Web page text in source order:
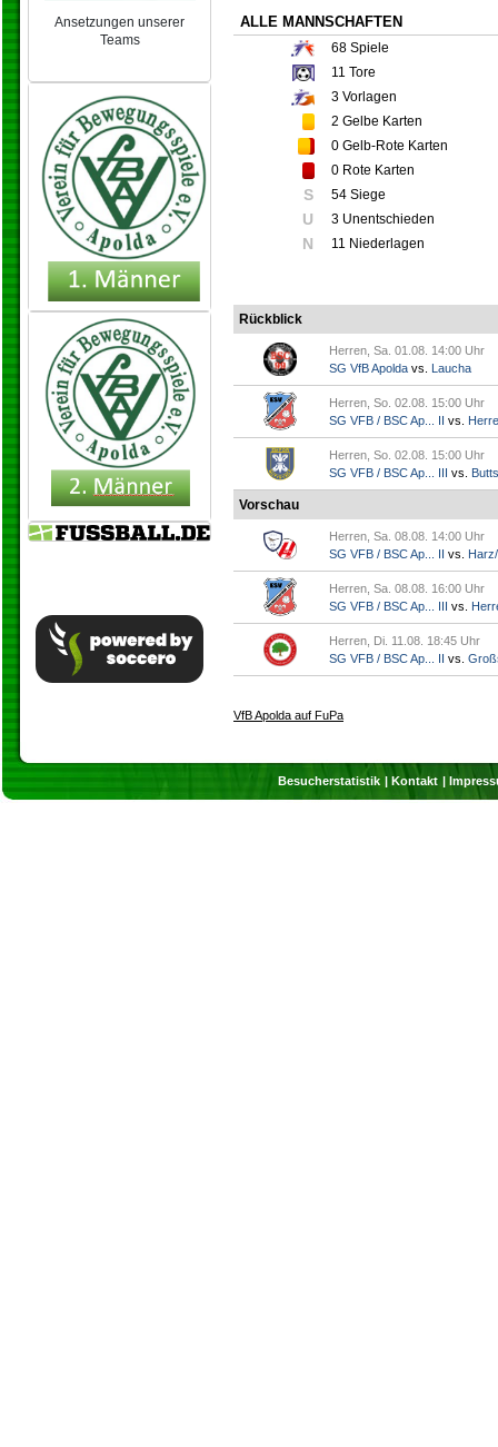
Ansetzungen unserer
Teams
ALLE MANNSCHAFTEN
68 Spiele
11 Tore
3 Vorlagen
2 Gelbe Karten
0 Gelb-Rote Karten
0 Rote Karten
S 54 Siege
U 3 Unentschieden
N 11 Niederlagen
Rückblick
Herren, Sa. 01.08. 14:00 Uhr
SG VfB Apolda vs. Laucha
Herren, So. 02.08. 15:00 Uhr
SG VFB / BSC Ap... II vs.
Herren, So. 02.08. 15:00 Uhr
SG VFB / BSC Ap... III vs.
Vorschau
Herren, Sa. 08.08. 14:00 Uhr
SG VFB / BSC Ap... II vs.
Herren, Sa. 08.08. 16:00 Uhr
SG VFB / BSC Ap... III vs.
Herren, Di. 11.08. 18:45 Uhr
SG VFB / BSC Ap... II vs.
VfB Apolda auf FuPa
Besucherstatistik Kontakt